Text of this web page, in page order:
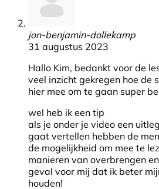
jon-benjamin-dollekamp
31 augustus 2023
Hallo Kim, bedankt voor de
veel inzicht gekregen hoe de
hier mee om te gaan super
wel heb ik een tip
als je onder je video een
gaat vertellen hebben de
de mogelijkheid om mee te
manieren van overbrengen
geval voor mij dat ik beter
houden!